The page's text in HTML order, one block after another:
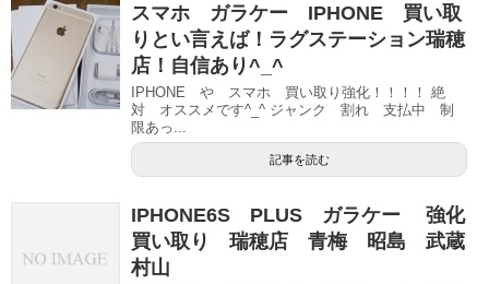
スマホ ガラケー IPHONE 買い取
りとい言えば！ラグステーション瑞穂
店！自信あり^_^
IPHONE や スマホ 買い取り強化！！！！ 絶
対 オススメです^_^ ジャンク 割れ 支払中 制
限あっ...
記事を読む
IPHONE6S PLUS ガラケー 強化
買い取り 瑞穂店 青梅 昭島 武蔵
村山